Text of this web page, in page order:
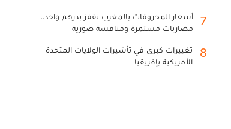
7
أسعار المحروقات بالمغرب تقفز بدرهم واحد..
مضاربات مستمرة ومنافسة صورية
8
تغييرات كبرى في تأشيرات الولايات المتحدة
الأمريكية بإفريقيا